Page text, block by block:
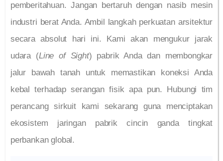
pemberitahuan. Jangan bertaruh dengan nasib mesin
industri berat Anda. Ambil langkah perkuatan arsitektur
secara absolut hari ini. Kami akan mengukur jarak
udara (Line of Sight) pabrik Anda dan membongkar
jalur bawah tanah untuk memastikan koneksi Anda
kebal terhadap serangan fisik apa pun. Hubungi tim
perancang sirkuit kami sekarang guna menciptakan
ekosistem jaringan pabrik cincin ganda tingkat
perbankan global.